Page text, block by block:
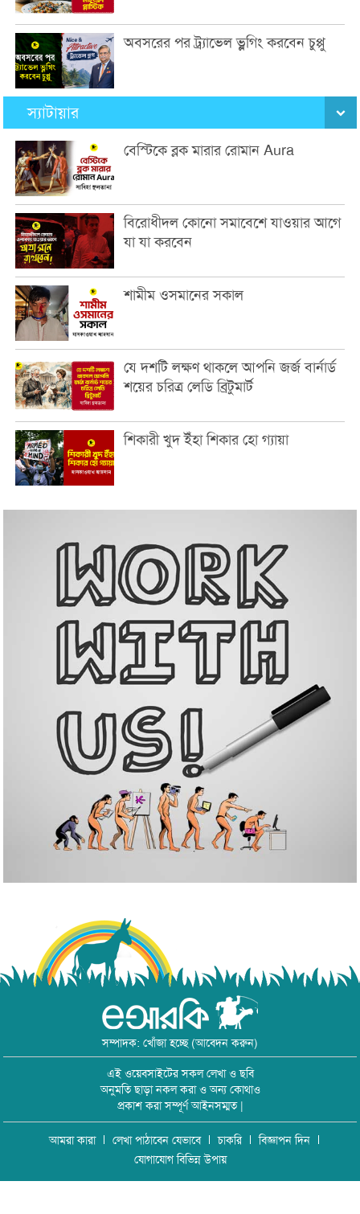
অবসরের পর ট্র্যাভেল ভ্লগিং করবেন চুপ্পু
স্যাটায়ার
বেস্টিকে ব্লক মারার রোমান Aura
বিরোধীদল কোনো সমাবেশে যাওয়ার আগে
যা যা করবেন
শামীম ওসমানের সকাল
যে দশটি লক্ষণ থাকলে আপনি জর্জ বার্নার্ড
শয়ের চরিত্র লেডি ব্রিটুমার্ট
শিকারী খুদ ইঁহা শিকার হো গ্যায়া
সম্পাদক: খোঁজা হচ্ছে (আবেদন করুন)
এই ওয়েবসাইটের সকল লেখা ও ছবি
অনুমতি ছাড়া নকল করা ও অন্য কোথাও
প্রকাশ করা সম্পূর্ণ আইনসম্মত |
আমরা কারা লেখা পাঠাবেন যেভাবে চাকরি
বিজ্ঞাপন দিন
যোগাযোগ বিভিন্ন উপায়